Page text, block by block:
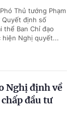
Thủ tướng Phạm
Quyết định số
thể Ban Chỉ đạo
hiện Nghị quyết...
Nghị định về
đầu tư